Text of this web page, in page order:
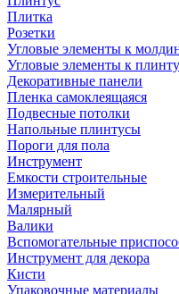
Плитка
Розетки
Угловые элементы к
Угловые элементы к
Декоративные панели
Пленка самоклеящаяся
Подвесные потолки
Напольные плинтусы
Пороги для пола
Инструмент
Емкости строительные
Измерительный
Малярный
Валики
Вспомогательные
Инструмент для декора
Кисти
Упаковочные материалы